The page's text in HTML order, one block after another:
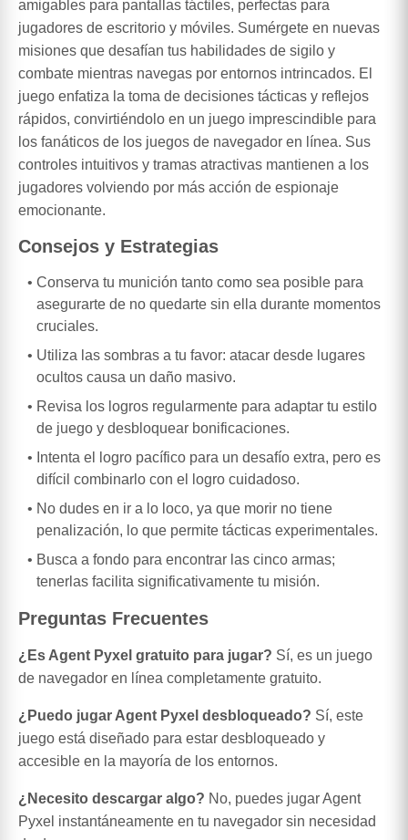
amigables para pantallas táctiles, perfectas para
jugadores de escritorio y móviles. Sumérgete en nuevas
misiones que desafían tus habilidades de sigilo y
combate mientras navegas por entornos intrincados. El
juego enfatiza la toma de decisiones tácticas y reflejos
rápidos, convirtiéndolo en un juego imprescindible para
los fanáticos de los juegos de navegador en línea. Sus
controles intuitivos y tramas atractivas mantienen a los
jugadores volviendo por más acción de espionaje
emocionante.
Consejos y Estrategias
Conserva tu munición tanto como sea posible para
asegurarte de no quedarte sin ella durante momentos
cruciales.
Utiliza las sombras a tu favor: atacar desde lugares
ocultos causa un daño masivo.
Revisa los logros regularmente para adaptar tu estilo
de juego y desbloquear bonificaciones.
Intenta el logro pacífico para un desafío extra, pero es
difícil combinarlo con el logro cuidadoso.
No dudes en ir a lo loco, ya que morir no tiene
penalización, lo que permite tácticas experimentales.
Busca a fondo para encontrar las cinco armas;
tenerlas facilita significativamente tu misión.
Preguntas Frecuentes
¿Es Agent Pyxel gratuito para jugar? Sí, es un juego
de navegador en línea completamente gratuito.
¿Puedo jugar Agent Pyxel desbloqueado? Sí, este
juego está diseñado para estar desbloqueado y
accesible en la mayoría de los entornos.
¿Necesito descargar algo? No, puedes jugar Agent
Pyxel instantáneamente en tu navegador sin necesidad